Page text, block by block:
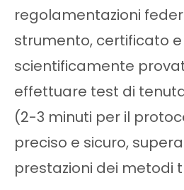
regolamentazioni
strumento, certificato e
scientificamente
effettuare test di
(2-3 minuti per il
preciso e sicuro,
prestazioni dei metodi